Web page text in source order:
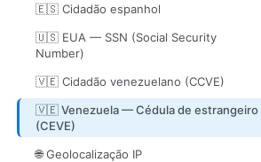
🇪🇸 Cidadão espanhol
🇺🇸 EUA — SSN (Social Security
Number)
🇻🇪 Cidadão venezuelano (CCVE)
🇻🇪 Venezuela — Cédula de estrangeiro
(CEVE)
🌐 Geolocalização IP